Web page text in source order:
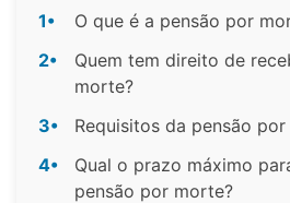
1•
O que é a pensão por
2•
Quem tem direito de
morte?
3•
Requisitos da pensão
4•
Qual o prazo máximo
pensão por morte?